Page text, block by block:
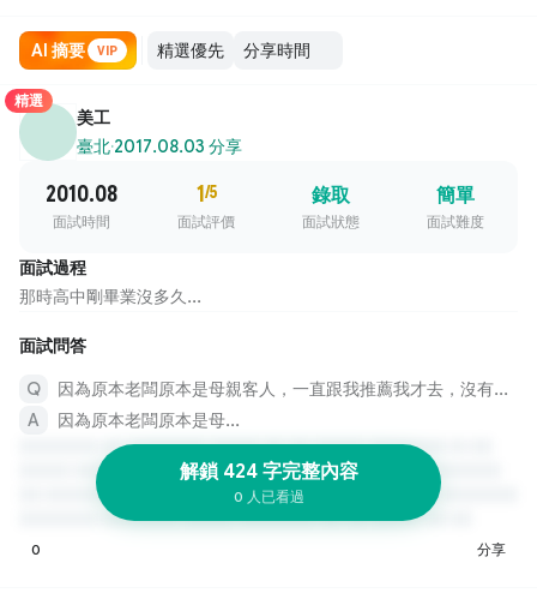
AI 摘要 VIP
精選
美工
臺北·2017.08.03 分享
2010.08
面試時間
1/5
面試評價
錄取
面試狀態
簡單
面試難度
面試過程
那時高中剛畢業沒多久...
面試問答
因為原本老闆原本是母親客人，一直跟我推薦我才去，沒有通過面試
因為原本老闆原本是母...
解鎖 424 字完整內容
0 人已看過
0 分享